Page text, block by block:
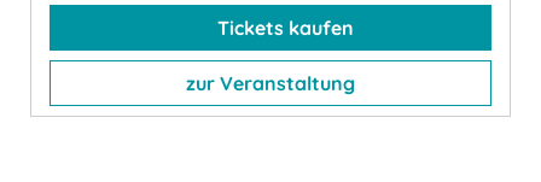
Tickets kaufen
zur Veranstaltung